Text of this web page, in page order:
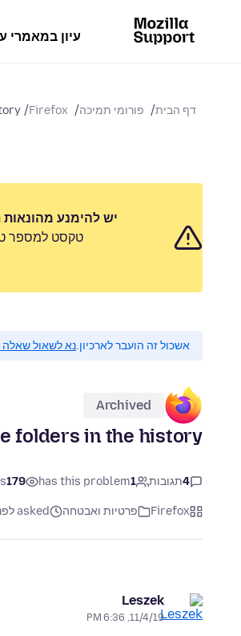
עיון במאמרי
דף הבית פורומי תמיכה Firefox
יש להימנע
טקסט למספר
אשכול זה הועבר לארכיון.נא לשאול שאלה
Archived
folders in the history
4תגובות 1
has this problem
179
Firefox פרטיות ואבטחה asked לפני 6 שנים
Leszek
11/4/19, 6:36 PM